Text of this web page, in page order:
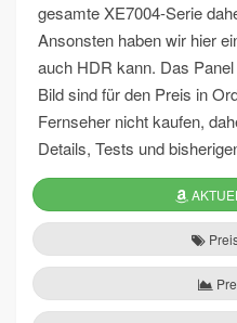
gesamte XE7004-Serie
Ansonsten haben wir hier
auch HDR kann. Das
Bild sind für den Preis in
Fernseher nicht kaufen,
Details, Tests und